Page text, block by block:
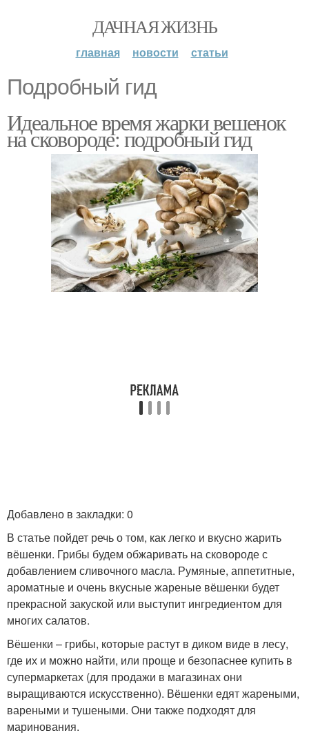
ДАЧНАЯ ЖИЗНЬ
главная новости статьи
Подробный гид
Идеальное время жарки вешенок
на сковороде: подробный гид
Добавлено в закладки: 0
В статье пойдет речь о том, как легко и вкусно жарить
вёшенки. Грибы будем обжаривать на сковороде с
добавлением сливочного масла. Румяные, аппетитные,
ароматные и очень вкусные жареные вёшенки будет
прекрасной закуской или выступит ингредиентом для
многих салатов.
Вёшенки – грибы, которые растут в диком виде в лесу,
где их и можно найти, или проще и безопаснее купить в
супермаркетах (для продажи в магазинах они
выращиваются искусственно). Вёшенки едят жареными,
вареными и тушеными. Они также подходят для
маринования.